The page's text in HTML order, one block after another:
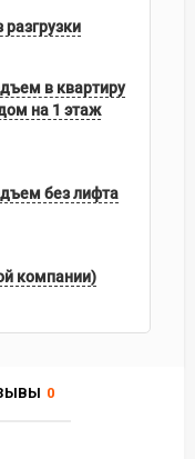
0
в квартиру
на 1 этаж
без лифта
компании)